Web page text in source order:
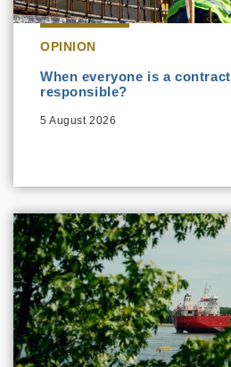
OPINION
When everyone is a
responsible?
5 August 2026